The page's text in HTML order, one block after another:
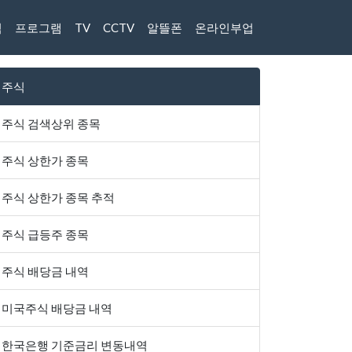
프로그램 TV CCTV 알뜰폰 온라인부업
주식
주식 검색상위 종목
주식 상한가 종목
주식 상한가 종목 추적
주식 급등주 종목
주식 배당금 내역
미국주식 배당금 내역
한국은행 기준금리 변동내역